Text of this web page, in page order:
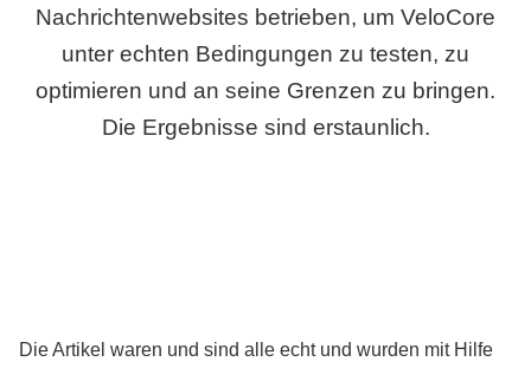
Nachrichtenwebsites betrieben, um VeloCore
unter echten Bedingungen zu testen, zu
optimieren und an seine Grenzen zu bringen.
Die Ergebnisse sind erstaunlich.
Die Artikel waren und sind alle echt und wurden mit Hilfe